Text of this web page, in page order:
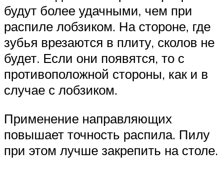
будут более удачными, чем при
распиле лобзиком. На стороне, где
зубья врезаются в плиту, сколов не
будет. Если они появятся, то с
противоположной стороны, как и в
случае с лобзиком.
Применение направляющих
повышает точность распила. Пилу
при этом лучше закрепить на столе.